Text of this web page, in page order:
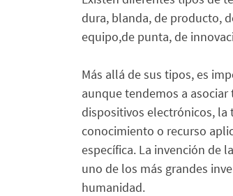
dura, blanda, de producto,
equipo,de punta, de
Más allá de sus tipos, es
aunque tendemos a
dispositivos electrónicos, la
conocimiento o recurso
específica. La invención de
uno de los más grandes
humanidad.